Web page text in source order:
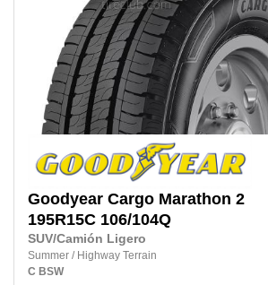
Goodyear Cargo Marathon 2
195R15C 106/104Q
SUV/Camión Ligero
Summer / Highway Terrain
C BSW